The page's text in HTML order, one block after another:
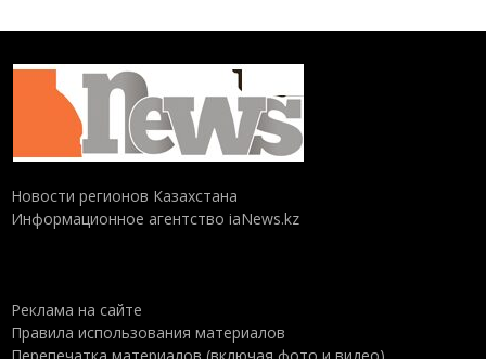
Новости регионов Казахстана
Информационное агентство iaNews.kz
Реклама на сайте
Правила использования материалов